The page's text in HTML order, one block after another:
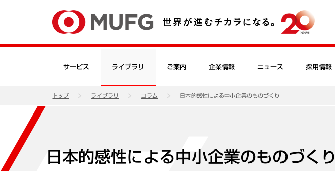
サービス ライブラリ ご案内 企業情報 ニュース 採用情報
トップ ライブラリ コラム 日本的感性による中小企業のものづくり
日本的感性による中小企業のものづくり